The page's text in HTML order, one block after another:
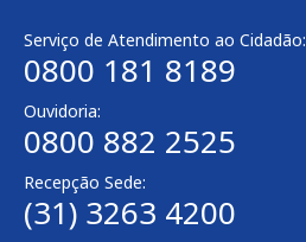
Serviço de Atendimento ao Cidadão:
0800 181 8189
Ouvidoria:
0800 882 2525
Recepção Sede:
(31) 3263 4200